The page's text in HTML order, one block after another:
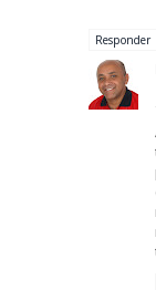
Responder